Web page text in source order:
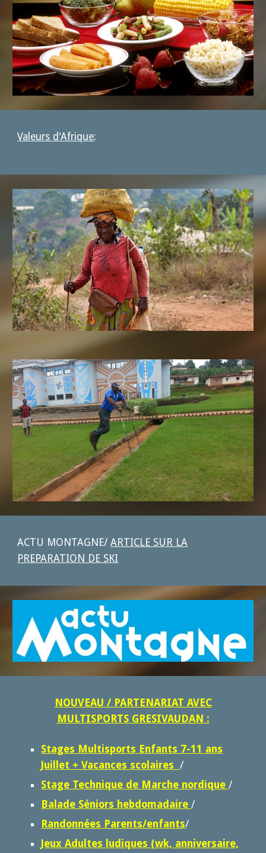
Valeurs d'Afrique:
ACTU MONTAGNE/ARTICLE SUR LA
PREPARATION DE SKI
NOUVEAU / PARTENARIAT AVEC
MULTISPORTS GRESIVAUDAN :
Stages Multisports Enfants 7-11 ans
Juillet + Vacances scolaires/
Stage Technique de Marche nordique/
Balade Séniors hebdomadaire/
Randonnées Parents/enfants/
Jeux Adultes ludiques (wk, anniversaire,